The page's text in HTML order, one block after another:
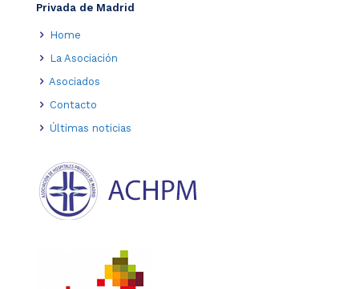
Privada de Madrid
Home
La Asociación
Asociados
Contacto
Últimas noticias